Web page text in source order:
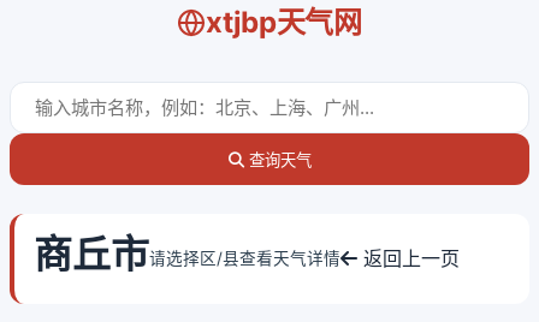
xtjbp天气网
查询天气
商丘市请选择区/县查看天气详情 返回上一页